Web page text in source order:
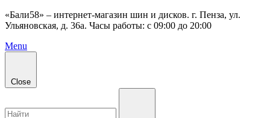
«Бали58» – интернет-магазин шин и дисков. г. Пенза, ул.
Ульяновская, д. 36а. Часы работы: с 09:00 до 20:00
Menu
Close